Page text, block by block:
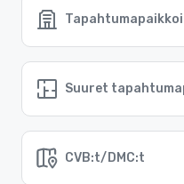
Suuret
CVB:t/DMC:t